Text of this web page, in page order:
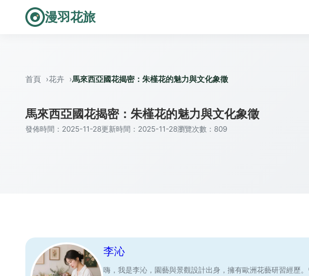
漫羽花旅
首頁 花卉 馬來西亞國花揭密：朱槿花的魅力與文化象徵
馬來西亞國花揭密：朱槿花的魅力與文化象徵
發佈時間：2025-11-28更新時間：2025-11-28瀏覽次數：809
李沁
嗨，我是李沁，園藝與景觀設計出身，擁有歐洲花藝研習經歷